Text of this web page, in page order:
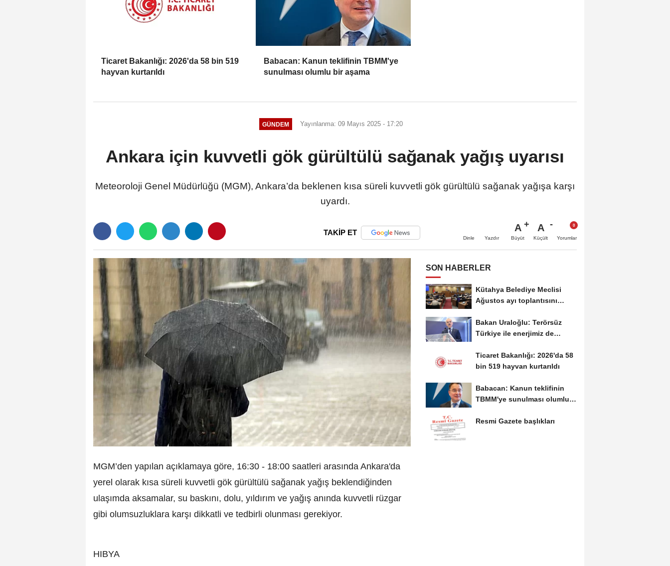
Ticaret Bakanlığı: 2026'da 58 bin 519
hayvan kurtarıldı
Babacan: Kanun teklifinin TBMM'ye
sunulması olumlu bir aşama
GÜNDEM Yayınlanma: 09 Mayıs 2025 - 17:20
Ankara için kuvvetli gök gürültülü sağanak yağış uyarısı
Meteoroloji Genel Müdürlüğü (MGM), Ankara’da beklenen kısa süreli kuvvetli gök gürültülü sağanak yağışa karşı
uyardı.
TAKİP ET
Dinle Yazdır
A
Büyüt
A
Küçült Yorumlar
MGM’den yapılan açıklamaya göre, 16:30 - 18:00 saatleri arasında Ankara'da
yerel olarak kısa süreli kuvvetli gök gürültülü sağanak yağış beklendiğinden
ulaşımda aksamalar, su baskını, dolu, yıldırım ve yağış anında kuvvetli rüzgar
gibi olumsuzluklara karşı dikkatli ve tedbirli olunması gerekiyor.
HIBYA
SON HABERLER
Kütahya Belediye Meclisi
Ağustos ayı toplantısını
Bakan Uraloğlu: Terörsüz
Türkiye ile enerjimiz de
Ticaret Bakanlığı: 2026'da 58
bin 519 hayvan kurtarıldı
Babacan: Kanun teklifinin
TBMM'ye sunulması olumlu
Resmi Gazete başlıkları